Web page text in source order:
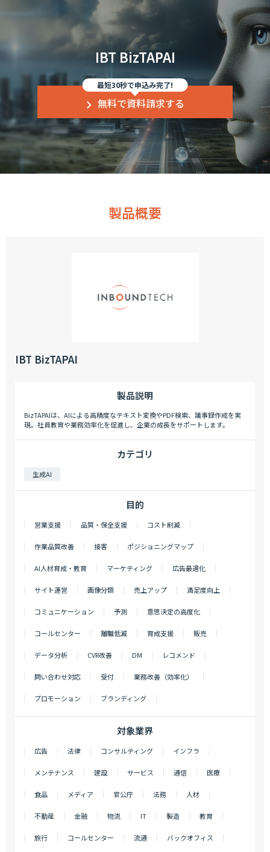
IBT BizTAPAI
最短30秒で申込み完了!
無料で資料請求する
製品概要
IBT BizTAPAI
製品説明
BizTAPAIは、AIによる高精度なテキスト変換やPDF検索、議事録作成を実
現。社員教育や業務効率化を促進し、企業の成長をサポートします。
カテゴリ
生成AI
目的
営業支援 品質・保全支援 コスト削減
作業品質改善 接客 ポジショニングマップ
AI人材育成・教育 マーケティング 広告最適化
サイト運営 画像分類 売上アップ 満足度向上
コミュニケーション 予測 意思決定の高度化
コールセンター 離職低減 育成支援 販売
データ分析 CVR改善 DM レコメンド
問い合わせ対応 受付 業務改善（効率化）
プロモーション ブランディング
対象業界
広告 法律 コンサルティング インフラ
メンテナンス 建設 サービス 通信 医療
食品 メディア 官公庁 法務 人材
不動産 金融 物流 IT 製造 教育
旅行 コールセンター 流通 バックオフィス